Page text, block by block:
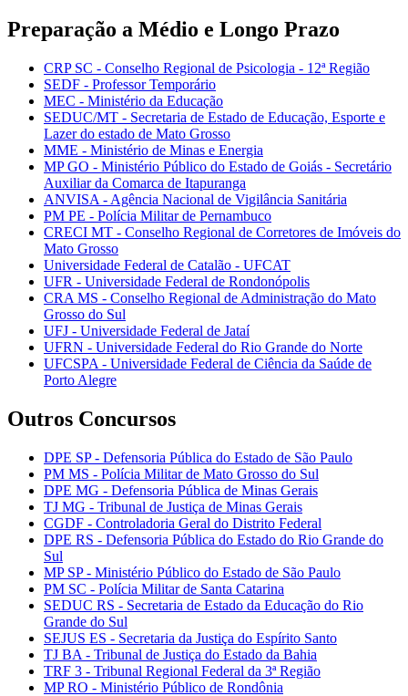
Preparação a Médio e Longo Prazo
CRP SC - Conselho Regional de Psicologia - 12ª Região
SEDF - Professor Temporário
MEC - Ministério da Educação
SEDUC/MT - Secretaria de Estado de Educação, Esporte e
Lazer do estado de Mato Grosso
MME - Ministério de Minas e Energia
MP GO - Ministério Público do Estado de Goiás - Secretário
Auxiliar da Comarca de Itapuranga
ANVISA - Agência Nacional de Vigilância Sanitária
PM PE - Polícia Militar de Pernambuco
CRECI MT - Conselho Regional de Corretores de Imóveis do
Mato Grosso
Universidade Federal de Catalão - UFCAT
UFR - Universidade Federal de Rondonópolis
CRA MS - Conselho Regional de Administração do Mato
Grosso do Sul
UFJ - Universidade Federal de Jataí
UFRN - Universidade Federal do Rio Grande do Norte
UFCSPA - Universidade Federal de Ciência da Saúde de
Porto Alegre
Outros Concursos
DPE SP - Defensoria Pública do Estado de São Paulo
PM MS - Polícia Militar de Mato Grosso do Sul
DPE MG - Defensoria Pública de Minas Gerais
TJ MG - Tribunal de Justiça de Minas Gerais
CGDF - Controladoria Geral do Distrito Federal
DPE RS - Defensoria Pública do Estado do Rio Grande do
Sul
MP SP - Ministério Público do Estado de São Paulo
PM SC - Polícia Militar de Santa Catarina
SEDUC RS - Secretaria de Estado da Educação do Rio
Grande do Sul
SEJUS ES - Secretaria da Justiça do Espírito Santo
TJ BA - Tribunal de Justiça do Estado da Bahia
TRF 3 - Tribunal Regional Federal da 3ª Região
MP RO - Ministério Público de Rondônia